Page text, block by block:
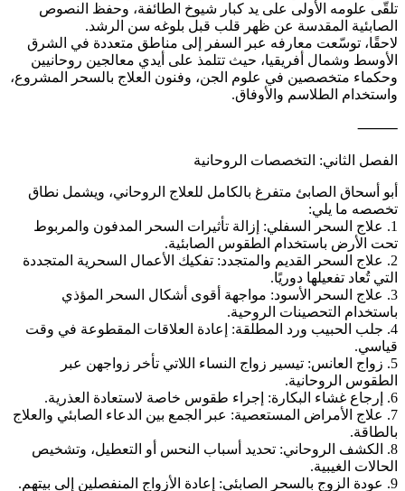
تلقّى علومه الأولى على يد كبار شيوخ الطائفة، وحفظ النصوص
الصابئية المقدسة عن ظهر قلب قبل بلوغه سن الرشد.
لاحقًا، توسّعت معارفه عبر السفر إلى مناطق متعددة في الشرق
الأوسط وشمال أفريقيا، حيث تتلمذ على أيدي معالجين روحانيين
وحكماء متخصصين في علوم الجن، وفنون العلاج بالسحر المشروع،
واستخدام الطلاسم والأوفاق.
⸻
الفصل الثاني: التخصصات الروحانية
أبو أسحاق الصابئ متفرغ بالكامل للعلاج الروحاني، ويشمل نطاق
تخصصه ما يلي:
1. علاج السحر السفلي: إزالة تأثيرات السحر المدفون والمربوط
تحت الأرض باستخدام الطقوس الصابئية.
2. علاج السحر القديم والمتجدد: تفكيك الأعمال السحرية المتجددة
التي تُعاد تفعيلها دوريًا.
3. علاج السحر الأسود: مواجهة أقوى أشكال السحر المؤذي
باستخدام التحصينات الروحية.
4. جلب الحبيب ورد المطلقة: إعادة العلاقات المقطوعة في وقت
قياسي.
5. زواج العانس: تيسير زواج النساء اللاتي تأخر زواجهن عبر
الطقوس الروحانية.
6. إرجاع غشاء البكارة: إجراء طقوس خاصة لاستعادة العذرية.
7. علاج الأمراض المستعصية: عبر الجمع بين الدعاء الصابئي والعلاج
بالطاقة.
8. الكشف الروحاني: تحديد أسباب النحس أو التعطيل، وتشخيص
الحالات الغيبية.
9. عودة الزوج بالسحر الصابئي: إعادة الأزواج المنفصلين إلى بيتهم.